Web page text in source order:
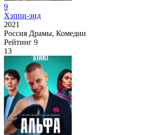
9
Хэппи-энд
2021
Россия Драмы, Комедии
Рейтинг 9
13